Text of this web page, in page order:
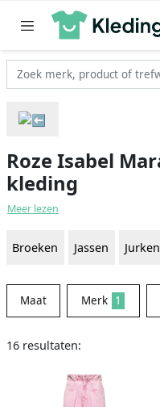
Roze Isabel
kleding
Meer lezen
Broeken Jassen Jurken
Maat Merk 1
16 resultaten: